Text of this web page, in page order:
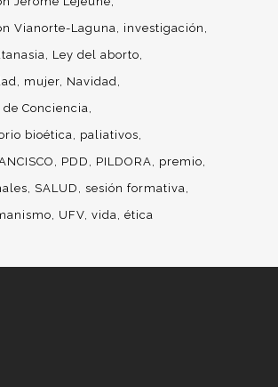
Vianorte-Laguna
investigación
Ley del aborto
mujer Navidad
Conciencia
bioética
paliativos
PDD PILDORA
premio
SALUD
sesión formativa
UFV vida ética